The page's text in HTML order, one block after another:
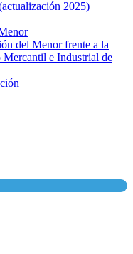
2025)
del Menor frente a la
e Industrial de